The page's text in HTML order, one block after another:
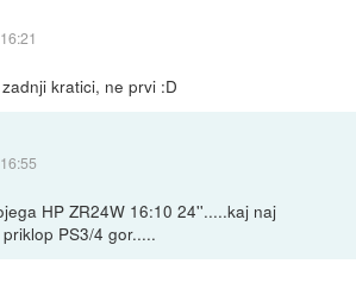
kratici, ne prvi :D
HP ZR24W 16:10 24''.....kaj naj
PS3/4 gor.....